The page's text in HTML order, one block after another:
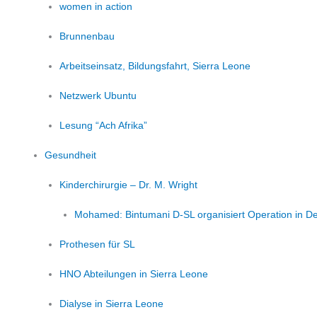
women in action
Brunnenbau
Arbeitseinsatz, Bildungsfahrt, Sierra Leone
Netzwerk Ubuntu
Lesung “Ach Afrika”
Gesundheit
Kinderchirurgie – Dr. M. Wright
Mohamed: Bintumani D-SL organisiert Operation in
Prothesen für SL
HNO Abteilungen in Sierra Leone
Dialyse in Sierra Leone